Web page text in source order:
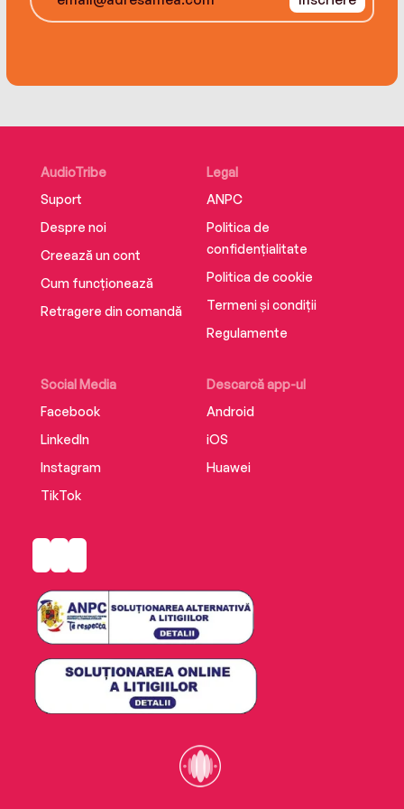
AudioTribe
Suport
Despre noi
Creează un cont
Cum funcționează
Retragere din comandă
Social Media
Facebook
LinkedIn
Instagram
TikTok
Descarcă app-ul
Android
iOS
Huawei
Legal
ANPC
Politica de
confidențialitate
Politica de cookie
Termeni și condiții
Regulamente